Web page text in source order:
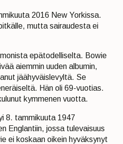
2016 New Yorkissa.
mutta sairaudesta ei
epätodelliselta. Bowie
aiemmin uuden albumin,
jäähyväislevyltä. Se
Hän oli 69-vuotias.
kymmenen vuotta.
8. tammikuuta 1947
Englantiin, jossa tulevaisuus
ei koskaan oikein hyväksynyt